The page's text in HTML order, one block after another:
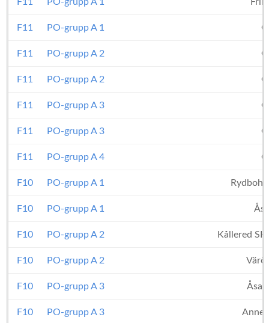
F11 PO-grupp A 1
F11 PO-grupp A 2
F11 PO-grupp A 2
F11 PO-grupp A 3
F11 PO-grupp A 3
F11 PO-grupp A 4
F10 PO-grupp A 1
F10 PO-grupp A 1
F10 PO-grupp A 2 Kållered
F10 PO-grupp A 2
F10 PO-grupp A 3 Åsa
F10 PO-grupp A 3